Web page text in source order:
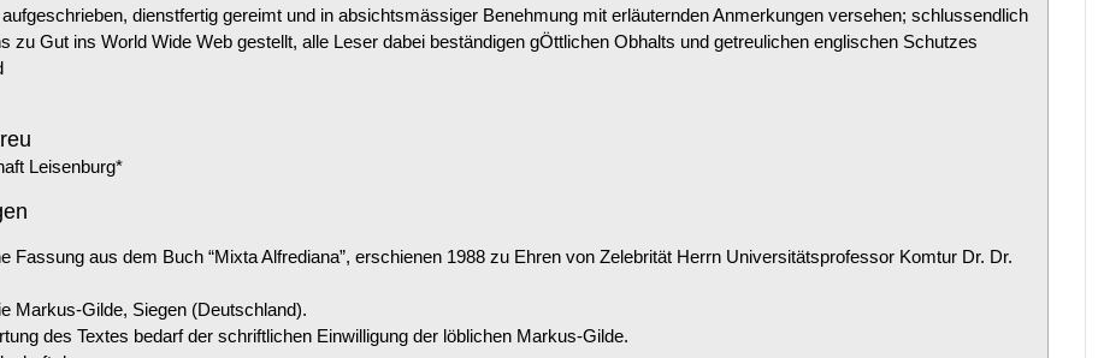
dienstfertig gereimt und in absichtsmässiger Benehmung mit erläuternden Anmerkungen versehen; schlussendlich
zu Gut ins World Wide Web gestellt, alle Leser dabei beständigen gÖttlichen Obhalts und getreulichen englischen Schutzes
Leisenburg*
Fassung aus dem Buch “Mixta Alfrediana”, erschienen 1988 zu Ehren von Zelebrität Herrn Universitätsprofessor Komtur Dr. Dr.
Markus-Gilde, Siegen (Deutschland).
des Textes bedarf der schriftlichen Einwilligung der löblichen Markus-Gilde.